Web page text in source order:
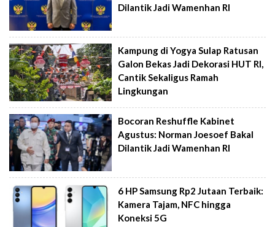
Dilantik Jadi Wamenhan RI
Kampung di Yogya Sulap Ratusan
Galon Bekas Jadi Dekorasi HUT RI,
Cantik Sekaligus Ramah
Lingkungan
Bocoran Reshuffle Kabinet
Agustus: Norman Joesoef Bakal
Dilantik Jadi Wamenhan RI
6 HP Samsung Rp2 Jutaan Terbaik:
Kamera Tajam, NFC hingga
Koneksi 5G